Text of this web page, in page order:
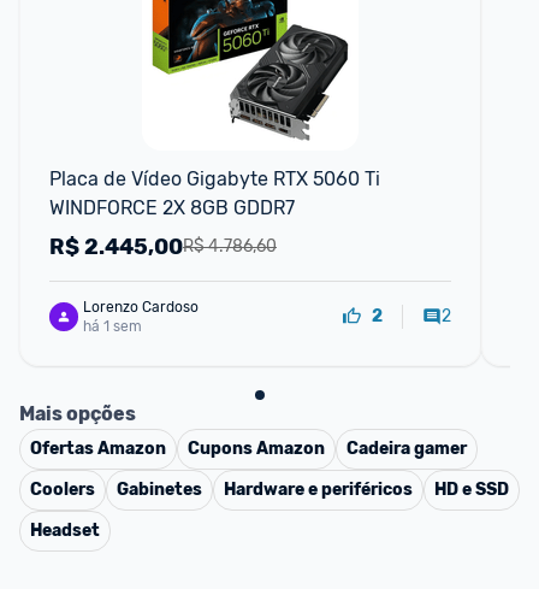
Placa de Vídeo Gigabyte RTX 5060 Ti
WINDFORCE 2X 8GB GDDR7
R$ 4.786,60
R$2.445,00
Lorenzo Cardoso
há 1 sem
2 2
Mais opções
OfertasAmazon CuponsAmazon
Cadeira gamer
Coolers
Gabinetes Hardware e periféricos
HD e SSD
Headset